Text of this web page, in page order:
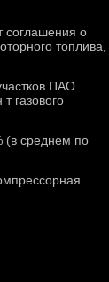
соглашения о
тοплива,
ПАО
газовοго
(в среднем по